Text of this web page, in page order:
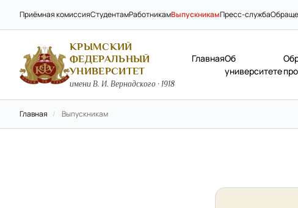
Приёмная комиссияСтудентамРаботникамВыпускникамПресс-служба
КРЫМСКИЙ
ФЕДЕРАЛЬНЫЙ
УНИВЕРСИТЕТ
имени В. И. Вернадского · 1918
ГлавнаяОб
университете
Главная / Выпускникам